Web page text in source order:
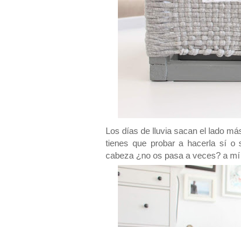
Los días de lluvia sacan el lado
tienes que probar a hacerla sí o
cabeza ¿no os pasa a veces? a